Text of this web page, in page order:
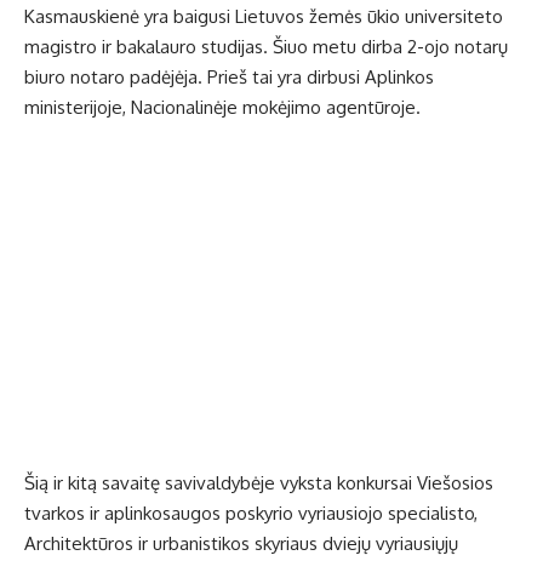
Kasmauskienė yra baigusi Lietuvos žemės ūkio universiteto
magistro ir bakalauro studijas. Šiuo metu dirba 2-ojo notarų
biuro notaro padėjėja. Prieš tai yra dirbusi Aplinkos
ministerijoje, Nacionalinėje mokėjimo agentūroje.
Šią ir kitą savaitę savivaldybėje vyksta konkursai Viešosios
tvarkos ir aplinkosaugos poskyrio vyriausiojo specialisto,
Architektūros ir urbanistikos skyriaus dviejų vyriausiųjų